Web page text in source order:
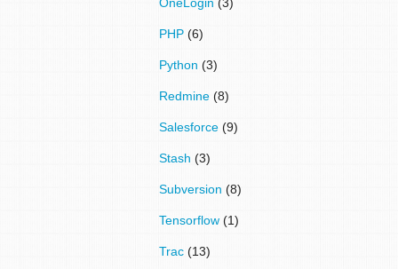
PHP(6)
Python(3)
Redmine(8)
Salesforce(9)
Stash(3)
Subversion(8)
Tensorflow(1)
Trac(13)